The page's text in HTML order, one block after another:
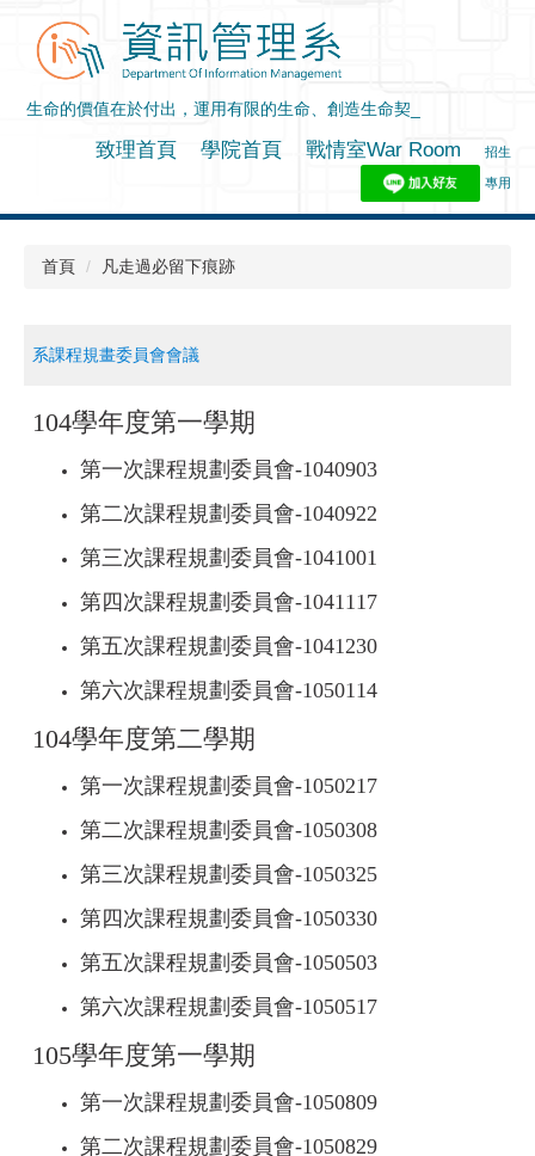
內
致理首頁 學院首頁 戰情室War Room 招生
專用
首頁 凡走過必留下痕跡
系課程規畫委員會會議
104學年度第一學期
第一次課程規劃委員會-1040903
第二次課程規劃委員會-1040922
第三次課程規劃委員會-1041001
第四次課程規劃委員會-1041117
第五次課程規劃委員會-1041230
第六次課程規劃委員會-1050114
104學年度第二學期
第一次課程規劃委員會-1050217
第二次課程規劃委員會-1050308
第三次課程規劃委員會-1050325
第四次課程規劃委員會-1050330
第五次課程規劃委員會-1050503
第六次課程規劃委員會-1050517
105學年度第一學期
第一次課程規劃委員會-1050809
第二次課程規劃委員會-1050829